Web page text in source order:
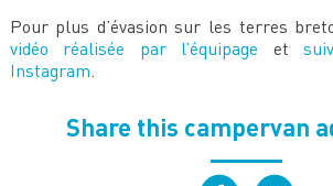
Pour plus d’évasion sur les terres
vidéo réalisée par l’équipage et
Instagram
Share this campervan